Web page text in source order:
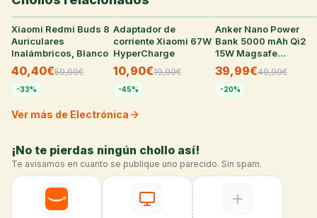
33°
Xiaomi Redmi Buds 8
Auriculares
Inalámbricos, Blanco
40,40€59,99€
-33%
Adaptador de
corriente Xiaomi 67W
HyperCharge
10,90€19,90€
-45%
28
Anker Nano Power
Bank 5000 mAh Qi2
15W Magsafe
Ultradelgada Blanca
para iPhone
39,99€49,99€
-20%
Ver más de Electrónica
¡No te pierdas ningún chollo así!
Te avisamos en cuanto se publique uno parecido. Sin spam.